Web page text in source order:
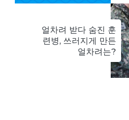
얼차려 받다 숨진 훈
련병, 쓰러지게 만든
얼차려는?